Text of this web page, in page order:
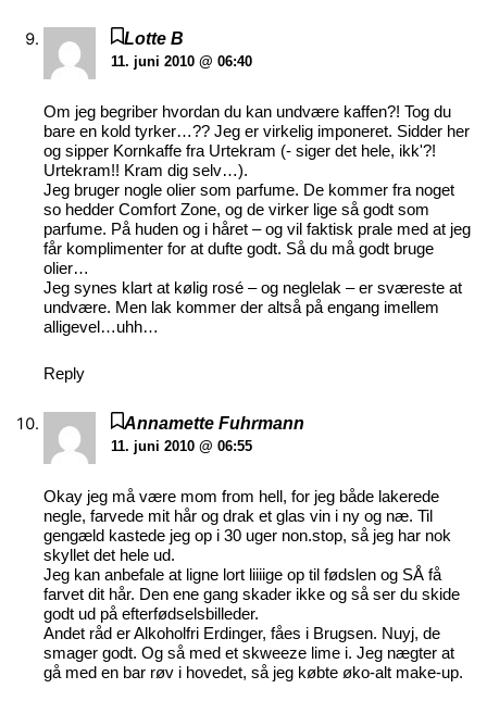
Lotte B
11. juni 2010 @ 06:40
Om jeg begriber hvordan du kan undvære kaffen?! Tog du
bare en kold tyrker…?? Jeg er virkelig imponeret. Sidder her
og sipper Kornkaffe fra Urtekram (- siger det hele, ikk'?!
Urtekram!! Kram dig selv…).
Jeg bruger nogle olier som parfume. De kommer fra noget
so hedder Comfort Zone, og de virker lige så godt som
parfume. På huden og i håret – og vil faktisk prale med at jeg
får komplimenter for at dufte godt. Så du må godt bruge
olier…
Jeg synes klart at kølig rosé – og neglelak – er sværeste at
undvære. Men lak kommer der altså på engang imellem
alligevel…uhh…
Reply
Annamette Fuhrmann
11. juni 2010 @ 06:55
Okay jeg må være mom from hell, for jeg både lakerede
negle, farvede mit hår og drak et glas vin i ny og næ. Til
gengæld kastede jeg op i 30 uger non.stop, så jeg har nok
skyllet det hele ud.
Jeg kan anbefale at ligne lort liiiige op til fødslen og SÅ få
farvet dit hår. Den ene gang skader ikke og så ser du skide
godt ud på efterfødselsbilleder.
Andet råd er Alkoholfri Erdinger, fåes i Brugsen. Nuyj, de
smager godt. Og så med et skweeze lime i. Jeg nægter at
gå med en bar røv i hovedet, så jeg købte øko-alt make-up.